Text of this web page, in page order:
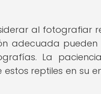
al fotografiar
adecuada pueden
La
reptiles en su